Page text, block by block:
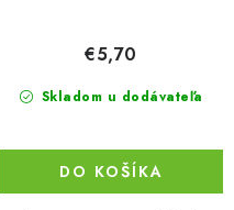
Skladom u dodávateľa
€5,70
DO KOŠÍKA